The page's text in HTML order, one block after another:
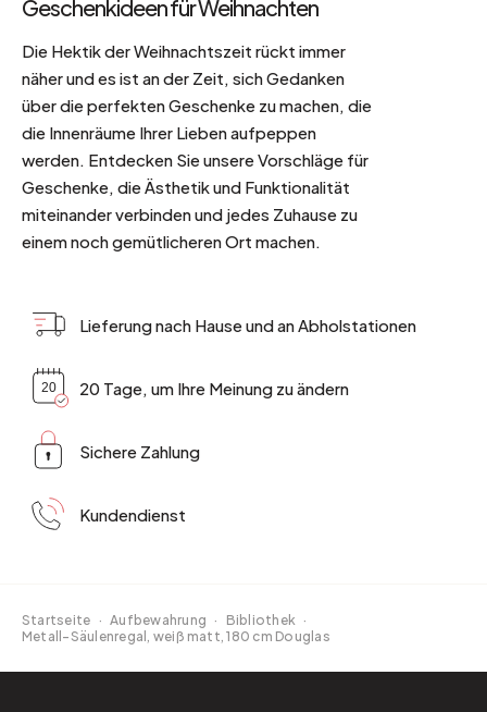
Geschenkideen für Weihnachten
Die Hektik der Weihnachtszeit rückt immer
näher und es ist an der Zeit, sich Gedanken
über die perfekten Geschenke zu machen, die
die Innenräume Ihrer Lieben aufpeppen
werden. Entdecken Sie unsere Vorschläge für
Geschenke, die Ästhetik und Funktionalität
miteinander verbinden und jedes Zuhause zu
einem noch gemütlicheren Ort machen.
Lieferung nach Hause und an Abholstationen
20 Tage, um Ihre Meinung zu ändern
Sichere Zahlung
Kundendienst
Startseite · Aufbewahrung · Bibliothek ·
Metall-Säulenregal, weiß matt, 180 cm Douglas